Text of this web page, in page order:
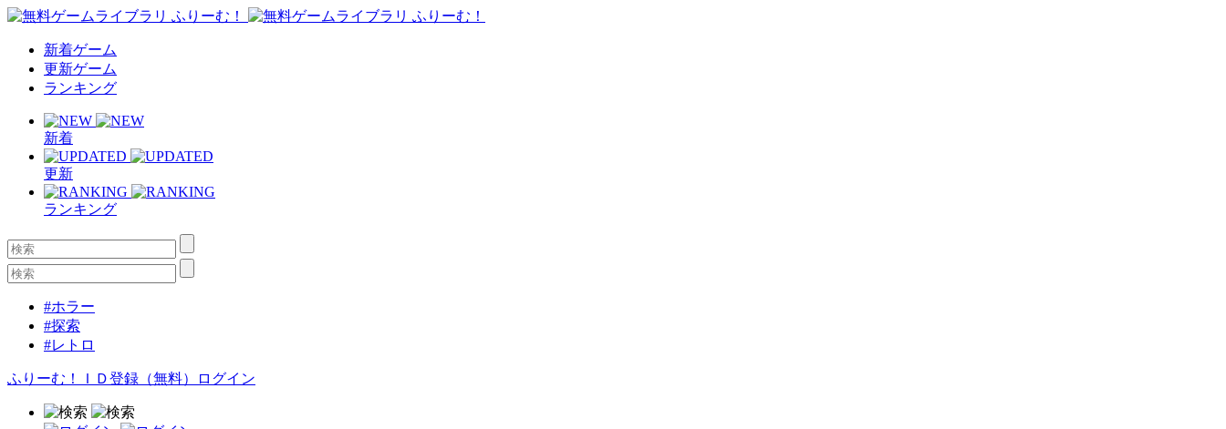
新着ゲーム
更新ゲーム
ランキング
新着
更新
ランキング
#ホラー
#探索
#レトロ
ふりーむ！ＩＤ登録（無料） ログイン